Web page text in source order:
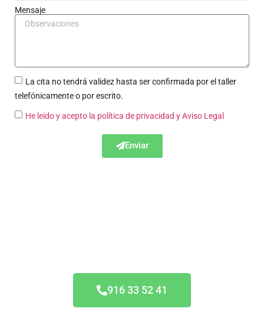
Mensaje
La cita no tendrá validez hasta ser confirmada por el taller
telefónicamente o por escrito.
He leído y acepto la política de privacidad y Aviso Legal
Enviar
916 33 52 41